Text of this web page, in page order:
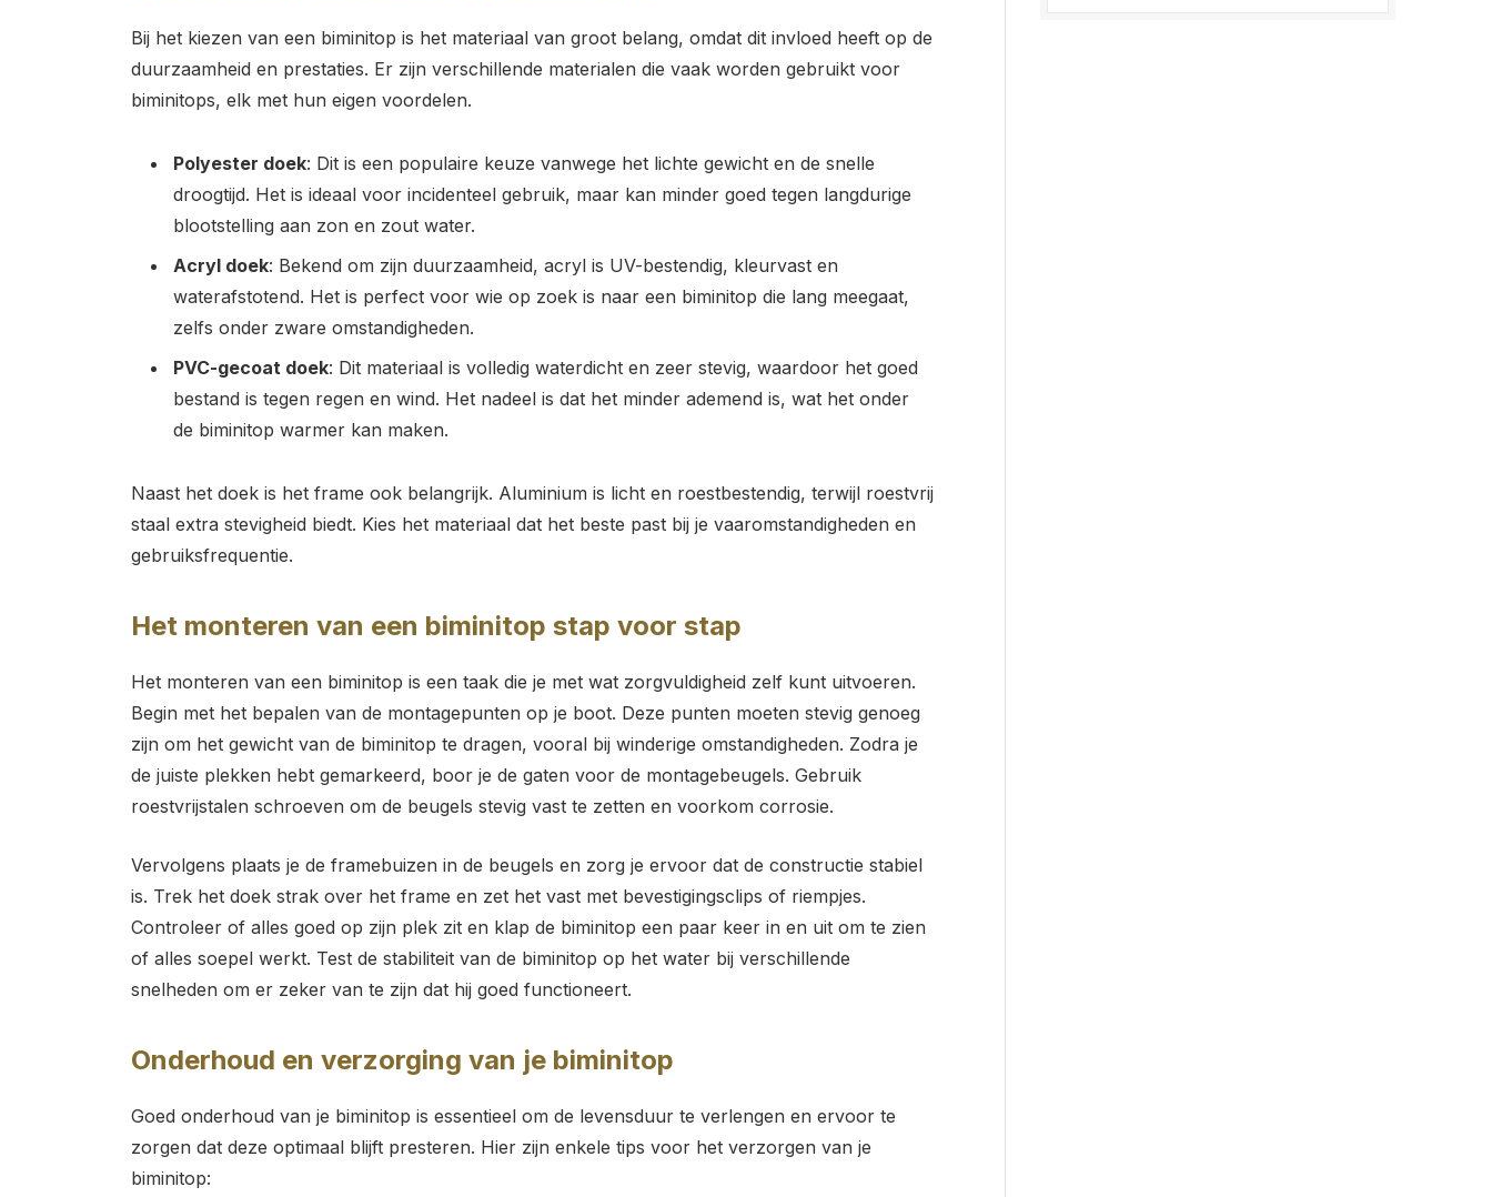
Bij het kiezen van een biminitop is het materiaal van groot belang, omdat dit invloed heeft op de
duurzaamheid en prestaties. Er zijn verschillende materialen die vaak worden gebruikt voor
biminitops, elk met hun eigen voordelen.
Polyester doek: Dit is een populaire keuze vanwege het lichte gewicht en de snelle
droogtijd. Het is ideaal voor incidenteel gebruik, maar kan minder goed tegen langdurige
blootstelling aan zon en zout water.
Acryl doek: Bekend om zijn duurzaamheid, acryl is UV-bestendig, kleurvast en
waterafstotend. Het is perfect voor wie op zoek is naar een biminitop die lang meegaat,
zelfs onder zware omstandigheden.
PVC-gecoat doek: Dit materiaal is volledig waterdicht en zeer stevig, waardoor het goed
bestand is tegen regen en wind. Het nadeel is dat het minder ademend is, wat het onder
de biminitop warmer kan maken.
Naast het doek is het frame ook belangrijk. Aluminium is licht en roestbestendig, terwijl roestvrij
staal extra stevigheid biedt. Kies het materiaal dat het beste past bij je vaaromstandigheden en
gebruiksfrequentie.
Het monteren van een biminitop stap voor stap
Het monteren van een biminitop is een taak die je met wat zorgvuldigheid zelf kunt uitvoeren.
Begin met het bepalen van de montagepunten op je boot. Deze punten moeten stevig genoeg
zijn om het gewicht van de biminitop te dragen, vooral bij winderige omstandigheden. Zodra je
de juiste plekken hebt gemarkeerd, boor je de gaten voor de montagebeugels. Gebruik
roestvrijstalen schroeven om de beugels stevig vast te zetten en voorkom corrosie.
Vervolgens plaats je de framebuizen in de beugels en zorg je ervoor dat de constructie stabiel
is. Trek het doek strak over het frame en zet het vast met bevestigingsclips of riempjes.
Controleer of alles goed op zijn plek zit en klap de biminitop een paar keer in en uit om te zien
of alles soepel werkt. Test de stabiliteit van de biminitop op het water bij verschillende
snelheden om er zeker van te zijn dat hij goed functioneert.
Onderhoud en verzorging van je biminitop
Goed onderhoud van je biminitop is essentieel om de levensduur te verlengen en ervoor te
zorgen dat deze optimaal blijft presteren. Hier zijn enkele tips voor het verzorgen van je
biminitop: